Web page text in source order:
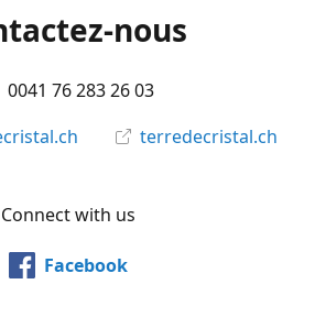
nous
0041 76 283 26 03
terredecristal.ch
Connect with us
Facebook